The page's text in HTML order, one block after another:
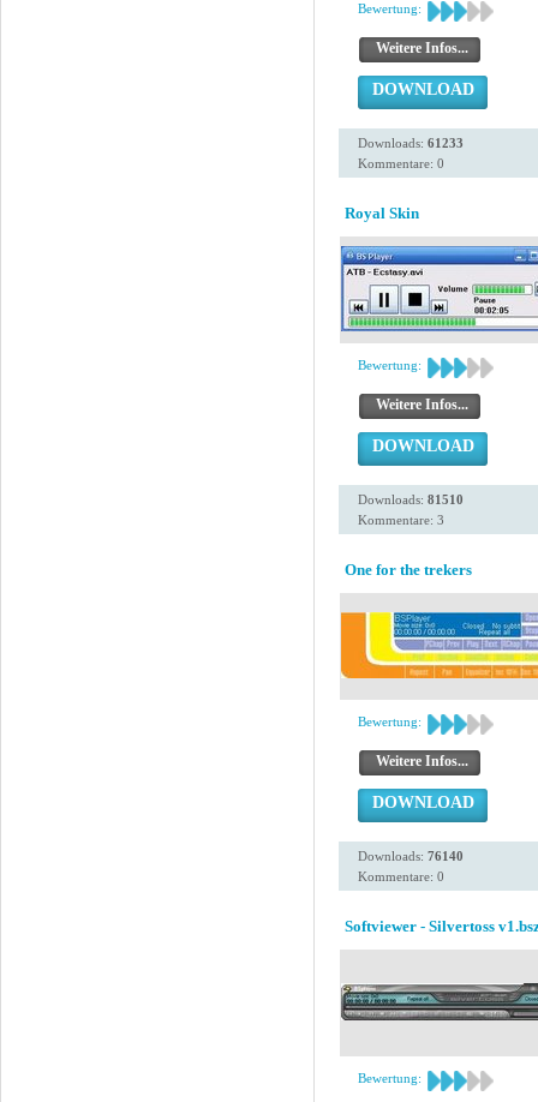
Bewertung:
Weitere Infos...
DOWNLOAD
Downloads: 61233
Kommentare: 0
Royal Skin
Bewertung:
Weitere Infos...
DOWNLOAD
Downloads: 81510
Kommentare: 3
One for the trekers
Bewertung:
Weitere Infos...
DOWNLOAD
Downloads: 76140
Kommentare: 0
Softviewer - Silvertoss
Bewertung: